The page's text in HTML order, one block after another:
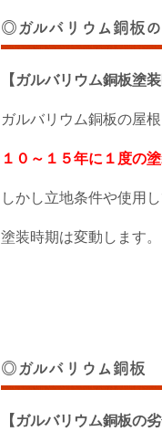
◎ガルバリウム銅板
【ガルバリウム銅板塗
ガルバリウム銅板の屋根
１０～１５年に１度の
しかし立地条件や使用
塗装時期は変動します。
◎ガルバリウム銅板
【ガルバリウム銅板の